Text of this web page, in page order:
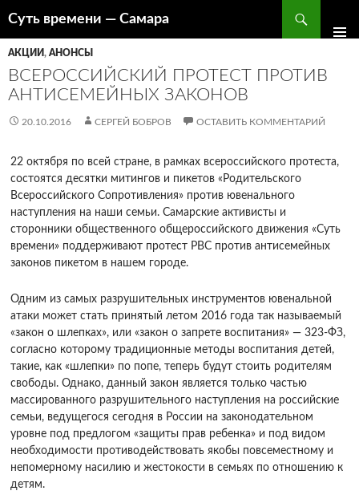
Суть времени — Самара
К
АКЦИИ, АНОНСЫ
ВСЕРОССИЙСКИЙ ПРОТЕСТ ПРОТИВ
АНТИСЕМЕЙНЫХ ЗАКОНОВ
20.10.2016 СЕРГЕЙ БОБРОВ ОСТАВИТЬ КОММЕНТАРИЙ
22 октября по всей стране, в рамках всероссийского протеста,
состоятся десятки митингов и пикетов «Родительского
Всероссийского Сопротивления» против ювенального
наступления на наши семьи. Самарские активисты и
сторонники общественного общероссийского движения «Суть
времени» поддерживают протест РВС против антисемейных
законов пикетом в нашем городе.
Одним из самых разрушительных инструментов ювенальной
атаки может стать принятый летом 2016 года так называемый
«закон о шлепках», или «закон о запрете воспитания» — 323-ФЗ,
согласно которому традиционные методы воспитания детей,
такие, как «шлепки» по попе, теперь будут стоить родителям
свободы. Однако, данный закон является только частью
массированного разрушительного наступления на российские
семьи, ведущегося сегодня в России на законодательном
уровне под предлогом «защиты прав ребенка» и под видом
необходимости противодействовать якобы повсеместному и
непомерному насилию и жестокости в семьях по отношению к
детям.